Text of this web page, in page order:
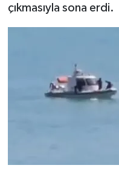
çıkmasıyla sona erdi.